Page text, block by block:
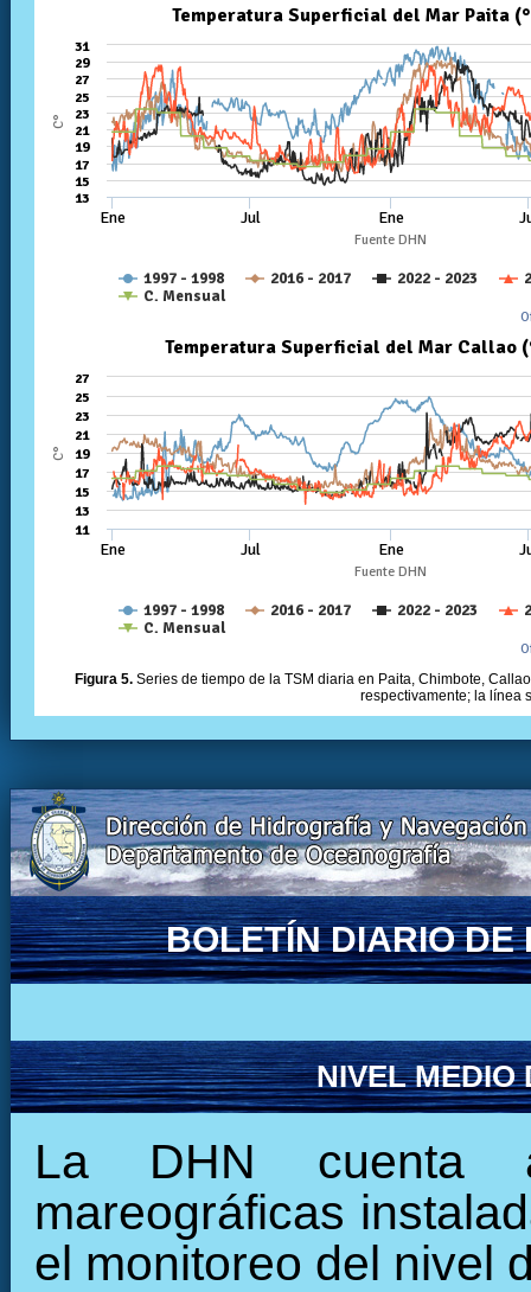
Figura 5. Series de tiempo de la TSM diaria en Paita, Chimbote,
respectivamente; la línea
BOLETÍN DIARIO DE
NIVEL MEDIO
La DHN cuenta
mareográficas
el monitoreo del nivel